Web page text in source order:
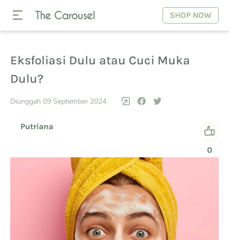
SHOP NOW
Eksfoliasi Dulu atau Cuci Muka
Dulu?
Diunggah 09 September 2024
Putriana
0